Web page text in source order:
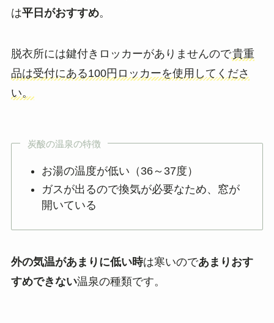
は平日がおすすめ。
脱衣所には鍵付きロッカーがありませんので貴重
品は受付にある100円ロッカーを使用してくださ
い。
炭酸の温泉の特徴
お湯の温度が低い（36～37度）
ガスが出るので換気が必要なため、窓が
開いている
外の気温があまりに低い時は寒いのであまりおす
すめできない温泉の種類です。